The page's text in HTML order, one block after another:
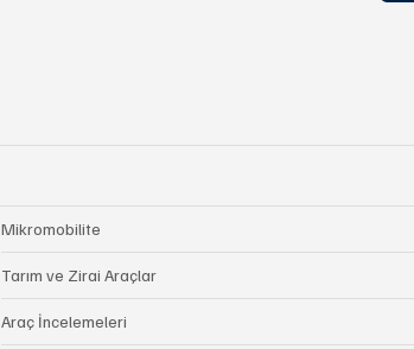
Mikromobilite
Tarım ve Zirai Araçlar
Araç İncelemeleri